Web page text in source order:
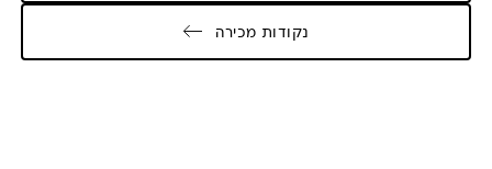
נקודות מכירה